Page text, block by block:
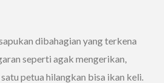
dibahagian yang terkena
seperti agak mengerikan,
petua hilangkan bisa ikan keli.